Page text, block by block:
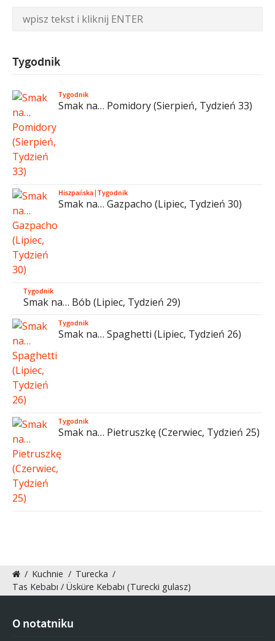
Tygodnik
Tygodnik
Smak na… Pomidory (Sierpień, Tydzień 33)
Hiszpańska|Tygodnik
Smak na… Gazpacho (Lipiec, Tydzień 30)
Tygodnik
Smak na… Bób (Lipiec, Tydzień 29)
Tygodnik
Smak na… Spaghetti (Lipiec, Tydzień 26)
Tygodnik
Smak na… Pietruszkę (Czerwiec, Tydzień 25)
/ Kuchnie / Turecka /
Tas Kebabı / Üsküre Kebabı (Turecki gulasz)
O notatniku